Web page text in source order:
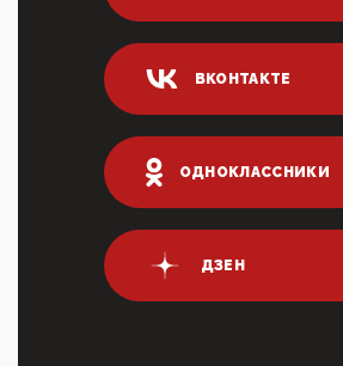
04:47, 10 Апреля 2026
ИНН для переводов по СБП это
логических двухЗаполнение ИНН
переводах по ...
03:35, 10 Апреля 2026
Суммарное вознаграждение
крупных банках по итогам 2025
03:01, 10 Апреля 2026
Террорист и убийца Буданов
что союзники просили Киев не
ВКОНТАКТЕ
ОДНОКЛАССНИКИ
ДЗЕН